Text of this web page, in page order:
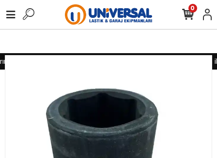
için lütfen iletişime geçiniz Toptan alımlarınız için lütfen
0